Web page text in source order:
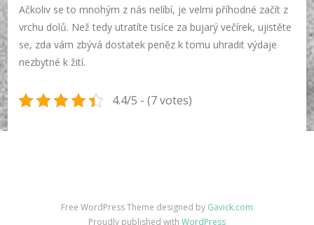
Ačkoliv se to mnohým z nás nelíbí, je velmi příhodné začít z
vrchu dolů. Než tedy utratíte tisíce za bujarý večírek, ujistěte
se, zda vám zbývá dostatek peněz k tomu uhradit výdaje
nezbytné k žití.
4.4/5 - (7 votes)
Free WordPress Theme designed by Gavick.com
Proudly published with WordPress